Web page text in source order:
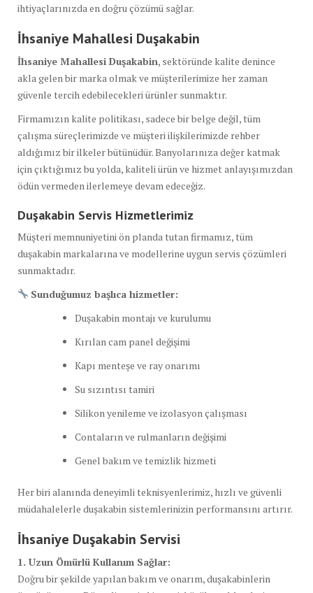
ihtiyaçlarınızda en doğru çözümü sağlar.
İhsaniye Mahallesi Duşakabin
İhsaniye Mahallesi Duşakabin, sektöründe kalite denince
akla gelen bir marka olmak ve müşterilerimize her zaman
güvenle tercih edebilecekleri ürünler sunmaktır.
Firmamızın kalite politikası, sadece bir belge değil, tüm
çalışma süreçlerimizde ve müşteri ilişkilerimizde rehber
aldığımız bir ilkeler bütünüdür. Banyolarınıza değer katmak
için çıktığımız bu yolda, kaliteli ürün ve hizmet anlayışımızdan
ödün vermeden ilerlemeye devam edeceğiz.
Duşakabin Servis Hizmetlerimiz
Müşteri memnuniyetini ön planda tutan firmamız, tüm
duşakabin markalarına ve modellerine uygun servis çözümleri
sunmaktadır.
Sunduğumuz başlıca hizmetler:
Duşakabin montajı ve kurulumu
Kırılan cam panel değişimi
Kapı menteşe ve ray onarımı
Su sızıntısı tamiri
Silikon yenileme ve izolasyon çalışması
Contaların ve rulmanların değişimi
Genel bakım ve temizlik hizmeti
Her biri alanında deneyimli teknisyenlerimiz, hızlı ve güvenli
müdahalelerle duşakabin sistemlerinizin performansını artırır.
İhsaniye Duşakabin Servisi
1. Uzun Ömürlü Kullanım Sağlar:
Doğru bir şekilde yapılan bakım ve onarım, duşakabinlerin